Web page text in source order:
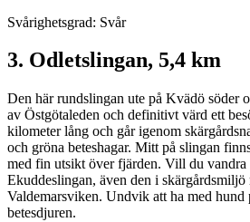
Svårighetsgrad: Svår
3. Odletslingan, 5,4 km
Den här rundslingan ute på Kvädö söder
av Östgötaleden och definitivt värd ett
kilometer lång och går igenom
och gröna beteshagar. Mitt på slingan
med fin utsikt över fjärden. Vill du vandra
Ekuddeslingan, även den i
Valdemarsviken. Undvik att ha med hund
betesdjuren.